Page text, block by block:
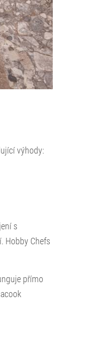
výhody:
s
Hobby Chefs
přímo